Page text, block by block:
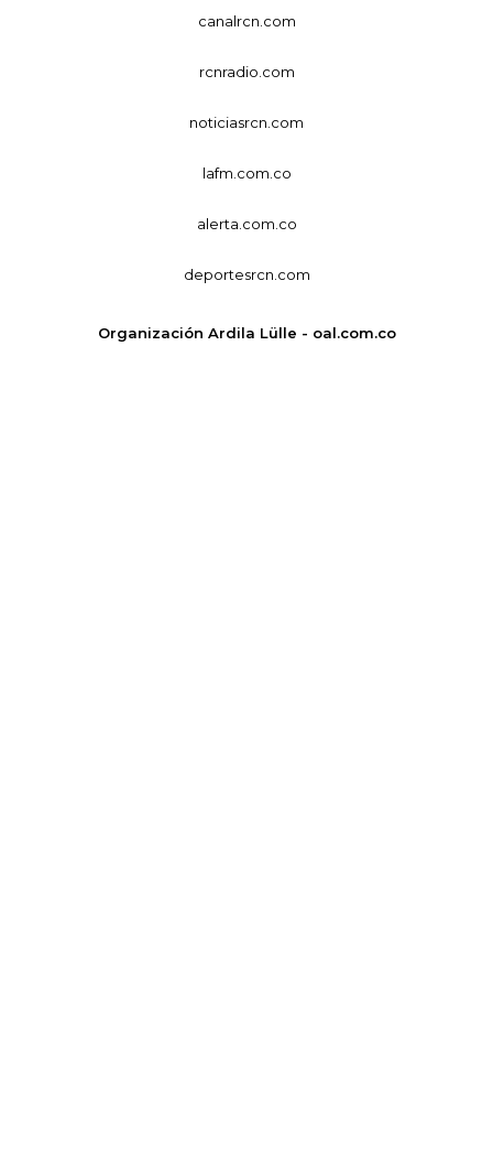
canalrcn.com
rcnradio.com
noticiasrcn.com
lafm.com.co
alerta.com.co
deportesrcn.com
Organización Ardila Lülle - oal.com.co